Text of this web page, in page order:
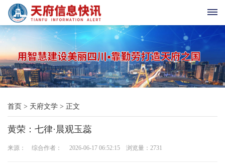
首
页
天
府
老
首页 > 天府文学 > 正文
黄荣：七律·晨观玉蕊
来源： 综合作者： 2026-06-17 06:52:15 浏览量： 2731